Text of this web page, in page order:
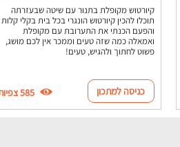
קיורטוש מקופלת בתנור עם שיטה שבעזרתה
תוכלו להכין קיורטוש הונגרי בכל בית בקלי קלות
והפעם הכנתי את התערובת עם מקופלת
ואמאלה כמה שזה טעים וממכר אין לכם מושג,
פשוט לחתוך ולהגיש, טעים!
כניסה למתכון 585 צפיות